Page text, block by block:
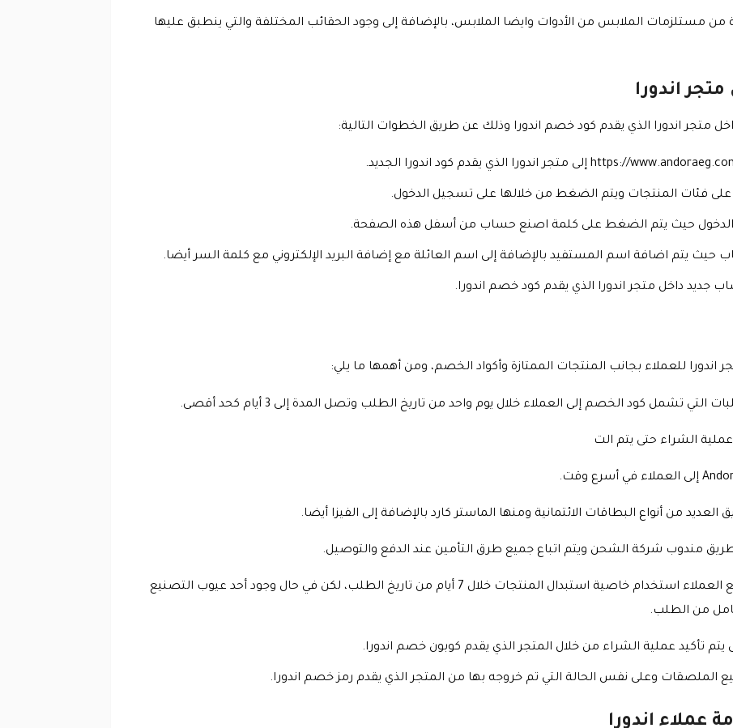
مستلزمات الملابس من الأدوات وايضا الملابس، بالإضافة إلى وجود الحقائب المختلفة والتي ينطبق عليها
اندورا
متجر اندورا الذي يقدم كود خصم اندورا وذلك عن طريق الخطوات التالية:
على فئات المنتجات ويتم الضغط من خلالها على تسجيل الدخول.
حيث يتم الضغط على كلمة اصنع حساب من أسفل هذه الصفحة.
يتم اضافة اسم المستفيد بالإضافة إلى اسم العائلة مع إضافة البريد الإلكتروني مع كلمة السر أيضا.
داخل متجر اندورا الذي يقدم كود خصم اندورا.
للعملاء بجانب المنتجات الممتازة وأكواد الخصم، ومن أهمها ما يلي:
تشمل كود الخصم إلى العملاء خلال يوم واحد من تاريخ الطلب وتصل المدة إلى 3 أيام كحد أقصى.
الشراء حتى يتم الت
من أنواع البطاقات الائتمانية ومنها الماستر كارد بالإضافة إلى الفيزا أيضا.
مندوب شركة الشحن ويتم اتباع جميع طرق التأمين عند الدفع والتوصيل.
يمكن لجميع العملاء استخدام خاصية استبدال المنتجات خلال 7 أيام من تاريخ الطلب، لكن في حال وجود أحد عيوب التصنيع
من الطلب.
يتم تأكيد عملية الشراء من خلال المتجر الذي يقدم كوبون خصم اندورا.
الملصقات وعلى نفس الحالة التي تم خروجه بها من المتجر الذي يقدم رمز خصم اندورا.
عملاء اندورا